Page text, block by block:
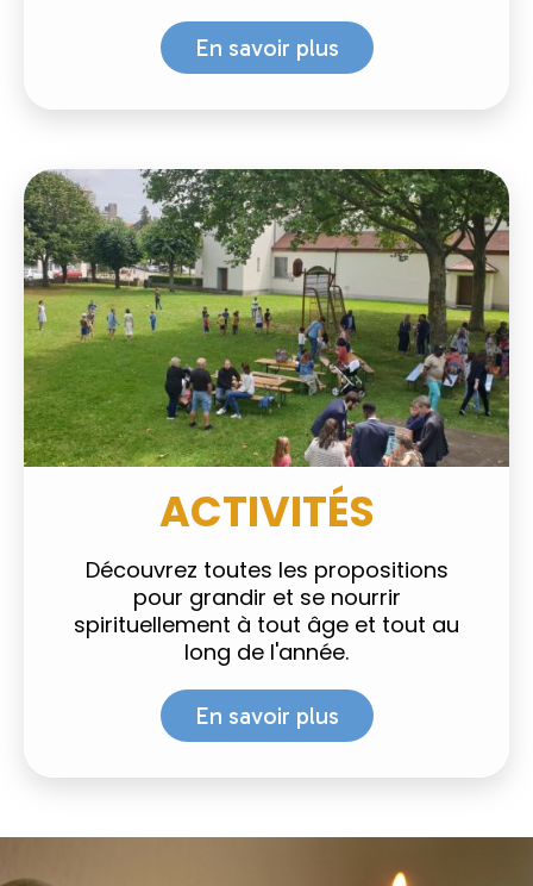
En savoir plus
ACTIVITÉS
Découvrez toutes les propositions
pour grandir et se nourrir
spirituellement à tout âge et tout au
long de l'année.
En savoir plus